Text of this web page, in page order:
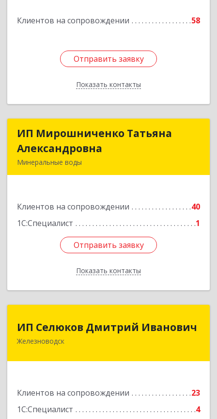
Клиентов на сопровождении 58
Отправить заявку
Показать контакты
Отправить заявку
Назад
ИП Мирошниченко Татьяна
Александровна
Минеральные воды
Клиентов на сопровождении
40
1С:Специалист
1
Отправить заявку
Показать контакты
ИП Мирошниченко Татьяна
Подробнее
Отправить заявку
Назад
ИП Селюков Дмитрий Иванович
Железноводск
Клиентов на сопровождении
23
1С:Специалист
4
ИП Селюков Дмитрий Иванович
357400, Ставропольский край, Железноводск г,